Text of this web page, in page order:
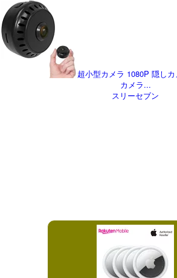
超小型カメラ 1080P 隠し
カメラ...
スリーセブン